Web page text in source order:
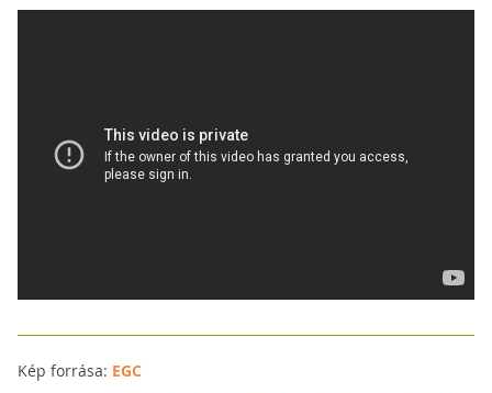
Kép forrása: EGC